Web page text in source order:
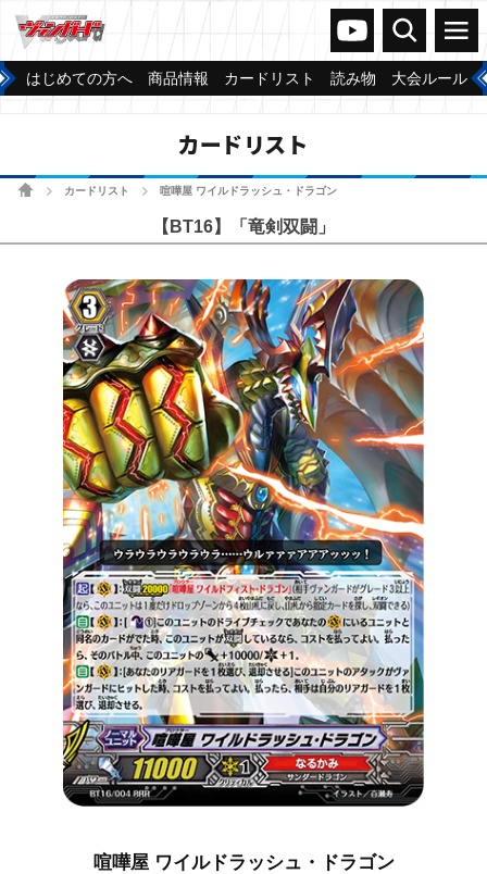
ヴァンガードch
検索 メニュー
はじめての方へ 商品情報 カードリスト 読み物 大会ルール
カードリスト
ホームカードリスト 喧嘩屋 ワイルドラッシュ・ドラゴン
【BT16】「竜剣双闘」
喧嘩屋 ワイルドラッシュ・ドラゴン